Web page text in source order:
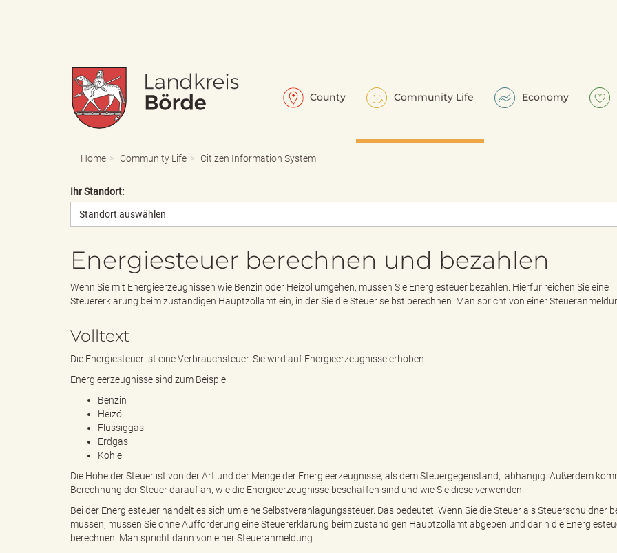
a
p
p
d
e
e
t
i
n
County Community Life Economy
Home Community Life Citizen Information System
Ihr Standort:
Standort auswählen
Energiesteuer berechnen und bezahlen
Wenn Sie mit Energieerzeugnissen wie Benzin oder Heizöl umgehen, müssen Sie Energiesteuer bezahlen. Hierfür reichen Sie eine
Steuererklärung beim zuständigen Hauptzollamt ein, in der Sie die Steuer selbst berechnen. Man spricht von einer
Volltext
Die Energiesteuer ist eine Verbrauchsteuer. Sie wird auf Energieerzeugnisse erhoben.
Energieerzeugnisse sind zum Beispiel
Benzin
Heizöl
Flüssiggas
Erdgas
Kohle
Die Höhe der Steuer ist von der Art und der Menge der Energieerzeugnisse, als dem Steuergegenstand, abhängig. Außerdem
Berechnung der Steuer darauf an, wie die Energieerzeugnisse beschaffen sind und wie Sie diese verwenden.
Bei der Energiesteuer handelt es sich um eine Selbstveranlagungssteuer. Das bedeutet: Wenn Sie die Steuer als Steuerschuldner
müssen, müssen Sie ohne Aufforderung eine Steuererklärung beim zuständigen Hauptzollamt abgeben und darin die
berechnen. Man spricht dann von einer Steueranmeldung.